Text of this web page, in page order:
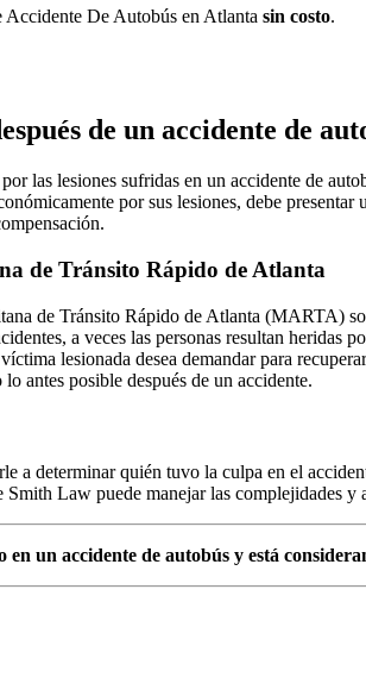
De Autobús en Atlanta sin costo.
de un accidente de
las lesiones sufridas en un accidente de
por sus lesiones, debe
de Tránsito Rápido de Atlanta
de Tránsito Rápido de Atlanta (MARTA)
a veces las personas resultan
lesionada desea demandar para
antes posible después de un accidente.
a determinar quién tuvo la culpa en el
Law puede manejar las complejidades y
un accidente de autobús y está